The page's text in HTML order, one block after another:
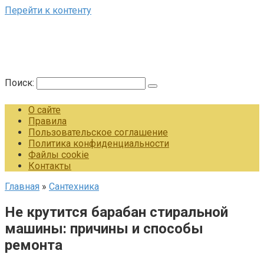
Перейти к контенту
Поиск:
О сайте
Правила
Пользовательское соглашение
Политика конфиденциальности
Файлы cookie
Контакты
Главная » Сантехника
Не крутится барабан стиральной
машины: причины и способы
ремонта